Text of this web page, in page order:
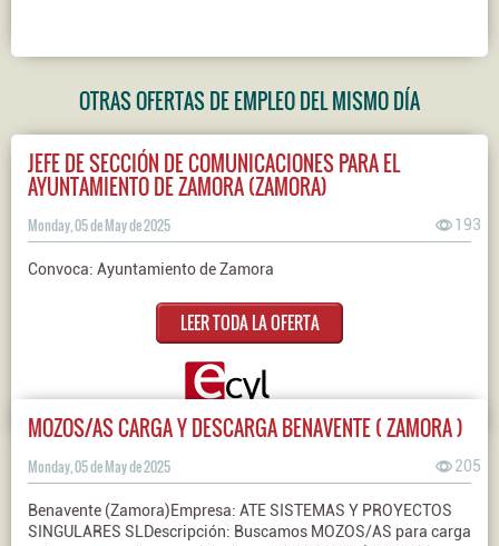
OTRAS OFERTAS DE EMPLEO DEL MISMO DÍA
JEFE DE SECCIÓN DE COMUNICACIONES PARA EL
AYUNTAMIENTO DE ZAMORA (ZAMORA)
Monday, 05 de May de 2025 193
Convoca: Ayuntamiento de Zamora
LEER TODA LA OFERTA
MOZOS/AS CARGA Y DESCARGA BENAVENTE ( ZAMORA )
Monday, 05 de May de 2025 205
Benavente (Zamora)Empresa: ATE SISTEMAS Y PROYECTOS
SINGULARES SLDescripción: Buscamos MOZOS/AS para carga